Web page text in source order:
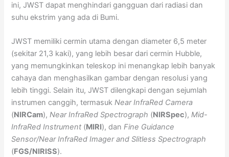
ini, JWST dapat menghindari gangguan dari radiasi dan
suhu ekstrim yang ada di Bumi.
JWST memiliki cermin utama dengan diameter 6,5 meter
(sekitar 21,3 kaki), yang lebih besar dari cermin Hubble,
yang memungkinkan teleskop ini menangkap lebih banyak
cahaya dan menghasilkan gambar dengan resolusi yang
lebih tinggi. Selain itu, JWST dilengkapi dengan sejumlah
instrumen canggih, termasukNear InfraRed Camera
(NIRCam),Near InfraRed Spectrograph (NIRSpec),Mid-
InfraRed Instrument (MIRI), danFine Guidance
Sensor/Near InfraRed Imager and Slitless Spectrograph
(FGS/NIRISS).